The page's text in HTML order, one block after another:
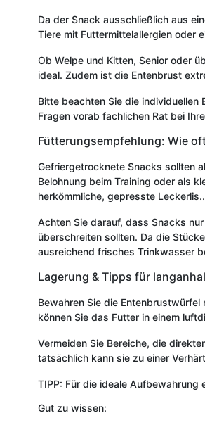
Da der Snack ausschließlich aus
Tiere mit Futtermittelallergien oder
Ob Welpe und Kitten, Senior oder
ideal. Zudem ist die Entenbrust
Bitte beachten Sie die
Fragen vorab fachlichen Rat bei
Fütterungsempfehlung: Wie
Gefriergetrocknete Snacks sollten
Belohnung beim Training oder als
herkömmliche, gepresste Leckerlis..
Achten Sie darauf, dass Snacks
überschreiten sollten. Da die
ausreichend frisches Trinkwasser
Lagerung & Tipps für
Bewahren Sie die
können Sie das Futter in einem
Vermeiden Sie Bereiche, die
tatsächlich kann sie zu einer
TIPP: Für die ideale Aufbewahrung
Gut zu wissen: